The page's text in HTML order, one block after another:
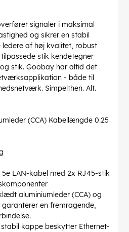
signaler i maksimal
og sikrer en stabil
af høj kvalitet, robust
stik kendetegner
stik. Goobay har altid det
- både til
Simpelthen. Alt.
(CCA) Kabellængde 0.25
LAN-kabel med 2x RJ45-stik
aluminiumleder (CCA) og
en fremragende,
kappe beskytter Ethernet-